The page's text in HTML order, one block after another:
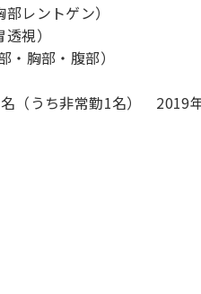
レントゲン）
視）
・胸部・腹部）